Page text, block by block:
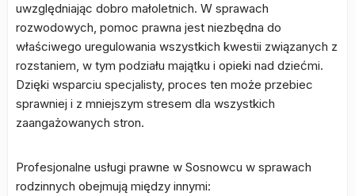
uwzględniając dobro małoletnich. W sprawach
rozwodowych, pomoc prawna jest niezbędna do
właściwego uregulowania wszystkich kwestii związanych z
rozstaniem, w tym podziału majątku i opieki nad dziećmi.
Dzięki wsparciu specjalisty, proces ten może przebiec
sprawniej i z mniejszym stresem dla wszystkich
zaangażowanych stron.
Profesjonalne usługi prawne w Sosnowcu w sprawach
rodzinnych obejmują między innymi: